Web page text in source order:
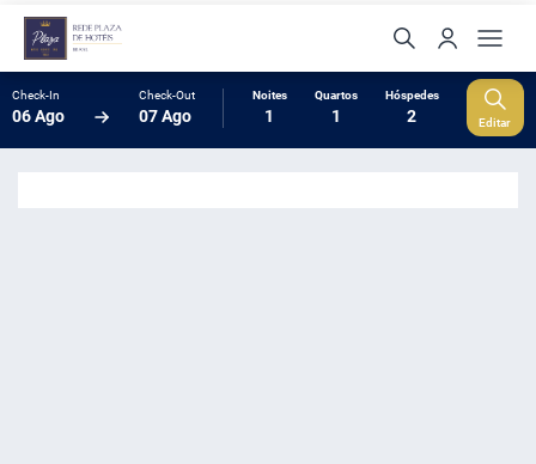
Check-In
06 Ago
Check-Out
07 Ago
Noites
1
Quartos
1
Hóspedes
2 Editar